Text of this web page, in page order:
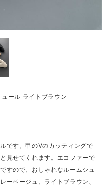
ール ライトブラウン
です。甲のVのカッティングで
見せてくれます。エコファーで
すので、おしゃれなルームシュ
ーベージュ、ライトブラウン、